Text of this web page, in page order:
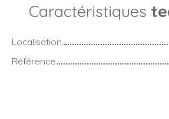
Caractéristiques
Localisation
Référence